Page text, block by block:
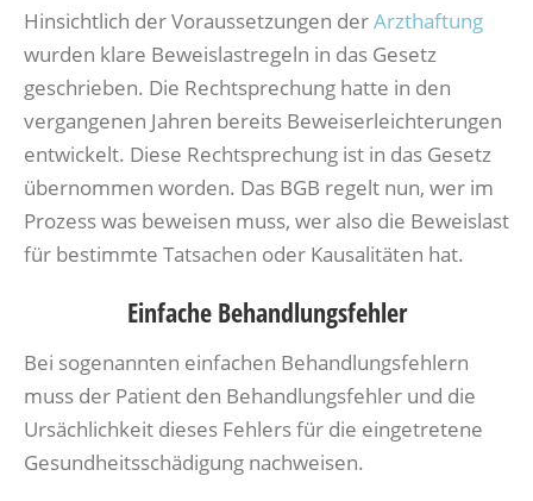
Hinsichtlich der Voraussetzungen derArzthaftung
wurden klare Beweislastregeln in das Gesetz
geschrieben. Die Rechtsprechung hatte in den
vergangenen Jahren bereits Beweiserleichterungen
entwickelt. Diese Rechtsprechung ist in das Gesetz
übernommen worden. Das BGB regelt nun, wer im
Prozess was beweisen muss, wer also die Beweislast
für bestimmte Tatsachen oder Kausalitäten hat.
Einfache Behandlungsfehler
Bei sogenannten einfachen Behandlungsfehlern
muss der Patient den Behandlungsfehler und die
Ursächlichkeit dieses Fehlers für die eingetretene
Gesundheitsschädigung nachweisen.